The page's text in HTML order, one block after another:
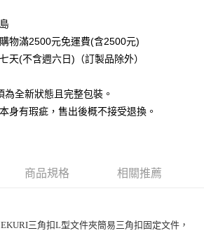
含以上)免運費
物滿2500元免運費(含2500元)
天(不含週六日)（訂製品除外）
全新狀態且完整包裝。
身有瑕疵，售出後概不接受退換。
商品規格 相關推薦
三角扣L型文件夾簡易三角扣固定文件，